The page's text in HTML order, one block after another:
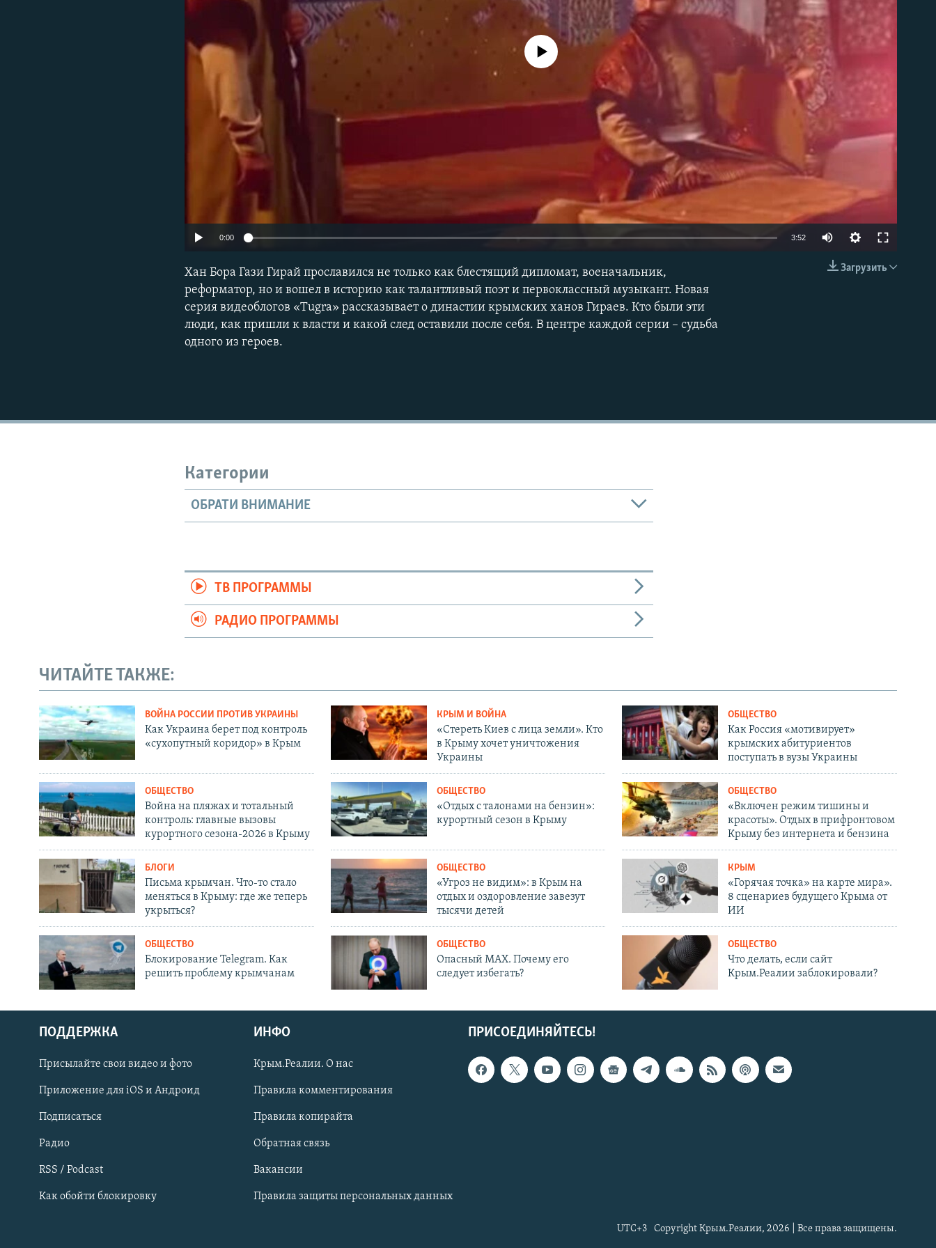
Українською
Qırımtatar
ПРИСОЕДИНЯЙТЕСЬ!
EMBED
No media source currently available
0:00 3:52
Загрузить
Хан Бора Гази Гирай прославился не только как блестящий дипломат, военачальник,
реформатор, но и вошел в историю как талантливый поэт и первоклассный музыкант. Новая
серия видеоблогов «Tugra» рассказывает о династии крымских ханов Гираев. Кто были эти
люди, как пришли к власти и какой след оставили после себя. В центре каждой серии – судьба
одного из героев.
Категории
ОБРАТИ ВНИМАНИЕ
ТВ ПРОГРАММЫ
РАДИО ПРОГРАММЫ
ЧИТАЙТЕ ТАКЖЕ:
ВОЙНА РОССИИ ПРОТИВ УКРАИНЫ
Как Украина берет под контроль
«сухопутный коридор» в Крым
КРЫМ И ВОЙНА
«Стереть Киев с лица земли». Кто
в Крыму хочет уничтожения
Украины
ОБЩЕСТВО
Как Россия «мотивирует»
крымских абитуриентов
поступать в вузы Украины
ОБЩЕСТВО
Война на пляжах и тотальный
контроль: главные вызовы
курортного сезона-2026 в Крыму
ОБЩЕСТВО
«Отдых с талонами на бензин»:
курортный сезон в Крыму
ОБЩЕСТВО
«Включен режим тишины и
красоты». Отдых в прифронтовом
Крыму без интернета и бензина
БЛОГИ
Письма крымчан. Что-то стало
меняться в Крыму: где же теперь
укрыться?
ОБЩЕСТВО
«Угроз не видим»: в Крым на
отдых и оздоровление завезут
тысячи детей
КРЫМ
«Горячая точка» на карте мира».
8 сценариев будущего Крыма от
ИИ
ОБЩЕСТВО
Блокирование Telegram. Как
решить проблему крымчанам
ОБЩЕСТВО
Опасный MAX. Почему его
следует избегать?
ОБЩЕСТВО
Что делать, если сайт
Крым.Реалии заблокировали?
ПРИСОЕДИНЯЙТЕСЬ!
ПОДДЕРЖКА
Присылайте свои видео и фото
Приложение для iOS и Андроид
Подписаться
Радио
RSS / Podcast
Как обойти блокировку
ИНФО
Крым.Реалии. О нас
Правила комментирования
Правила копирайта
Обратная связь
Вакансии
Правила защиты персональных данных
Copyright Крым.Реалии, 2026 | Все права защищены.
UTC+3